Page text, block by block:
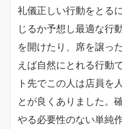
礼儀正しい行動をとる
じるか予想し最適な行
を開けたり、席を譲っ
えば自然にとれる行動
ト先でこの人は店員を
とが良くありました。
やる必要性のない単純